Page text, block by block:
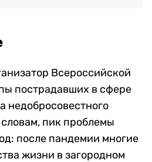
Всероссийской
пострадавших в сфере
недобросовестного
пик проблемы
после пандемии многие
жизни в загородном